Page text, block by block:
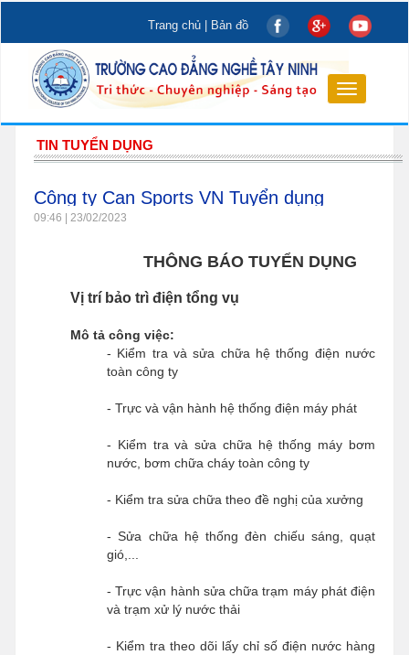
Trang chủ Bản đồ
Toggle
navigation
TIN TUYỂN DỤNG
Công ty Can Sports VN Tuyển dụng
09:46 | 23/02/2023
THÔNG BÁO TUYỂN DỤNG
Vị trí bảo trì điện tổng vụ
Mô tả công việc:
- Kiểm tra và sửa chữa hệ thống điện nước
toàn công ty
- Trực và vận hành hệ thống điện máy phát
- Kiểm tra và sửa chữa hệ thống máy bơm
nước, bơm chữa cháy toàn công ty
- Kiểm tra sửa chữa theo đề nghị của xưởng
- Sửa chữa hệ thống đèn chiếu sáng, quạt
gió,...
- Trực vận hành sửa chữa trạm máy phát điện
và trạm xử lý nước thải
- Kiểm tra theo dõi lấy chỉ số điện nước hàng